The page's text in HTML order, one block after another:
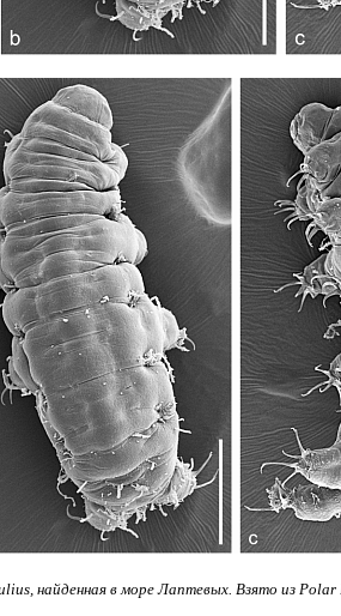
найденная в море Лаптевых. Взято из